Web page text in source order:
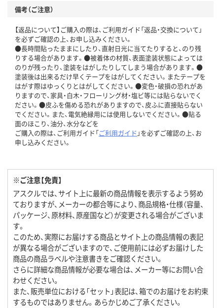
備考（ご注意）
【返品について】ご購入の際は、ご利用ガイド「返品・交換について」
を必ずご確認の上、お申し込みください。
●長時間貼ったままにしたり、直射日光に当てたりすると、のり残
りする場合があります。●被着体の材質、表面塗装状態によっては
のりが残ったり、塗装をはがしたりしてしまう場合があります。●
塗装後は出来るだけ早くテープをはがしてください。またテープを
はがす際はゆっくりとはがしてください。●変色・破損の恐れがあ
りますので、家具・白木・フローリング材・塩ビ等には貼らないでく
ださい。●皮ふを傷める恐れがありますので、皮ふに直接貼らない
でください。また、電気絶縁用には使用しないでください。●貼る
面のほこり、油分、水分などを
ご購入の際は、ご利用ガイド「ご利用ガイド 」を必ずご確認の上、お
申し込みください。
※ご注意【免責】
アスクルでは、サイト上に最新の商品情報を表示するよう努め
ておりますが、メーカーの都合等により、商品規格・仕様（容量、
パッケージ、原材料、原産国など）が変更される場合がございま
す。
このため、実際にお届けする商品とサイト上の商品情報の表記
が異なる場合がございますので、ご使用前には必ずお届けした
商品の商品ラベルや注意書きをご確認ください。
さらに詳細な商品情報が必要な場合は、メーカー等にお問い合
わせください。
また、販売単位における「セット」表記は、箱でのお届けをお約束
するものではありません。あらかじめご了承ください。